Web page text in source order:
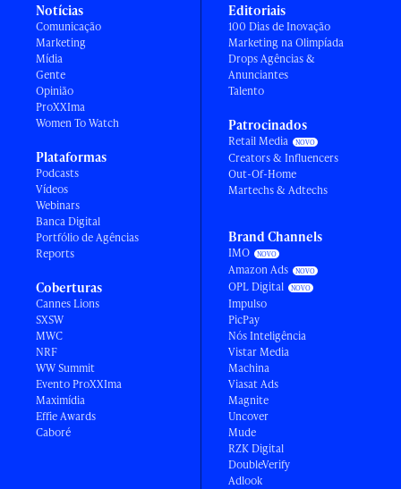
Notícias
Comunicação
Marketing
Mídia
Gente
Opinião
ProXXIma
Women To Watch
Plataformas
Podcasts
Vídeos
Webinars
Banca Digital
Portfólio de Agências
Reports
Coberturas
Cannes Lions
SXSW
MWC
NRF
WW Summit
Evento ProXXIma
Maximídia
Effie Awards
Caboré
Editoriais
100 Dias de Inovação
Marketing na Olimpíada
Drops Agências &
Anunciantes
Talento
Patrocinados
Retail Media
Creators & Influencers
Out-Of-Home
Martechs & Adtechs
Brand Channels
IMO
Amazon Ads
OPL Digital
Impulso
PicPay
Nós Inteligência
Vistar Media
Machina
Viasat Ads
Magnite
Uncover
Mude
RZK Digital
DoubleVerify
Adlook